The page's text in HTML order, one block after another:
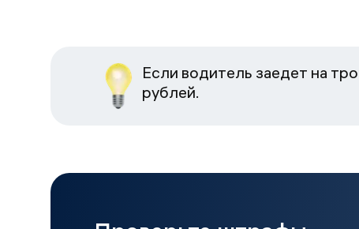
Если водитель заедет на
рублей.